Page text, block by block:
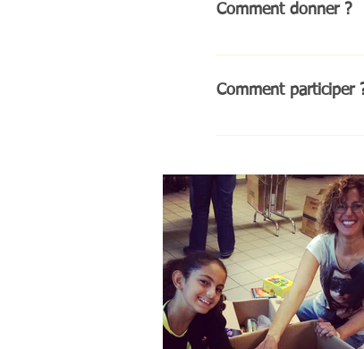
médical et le
Comment donner ?
DELFINA, informe de
Comment participer
Une fois la collecte
matériel de soins. -
souhaitant participer